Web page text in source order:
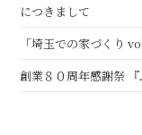
につきまして
「埼玉での家づくり
創業８０周年感謝祭 『